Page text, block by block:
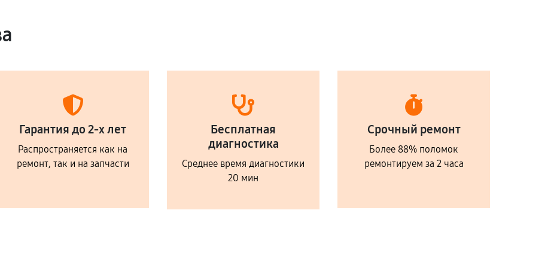
Гарантия до 2-х лет
Распространяется как на
ремонт, так и на запчасти
Бесплатная
диагностика
Среднее время диагностики
20 мин
Срочный ремонт
Более 88% поломок
ремонтируем за 2 часа